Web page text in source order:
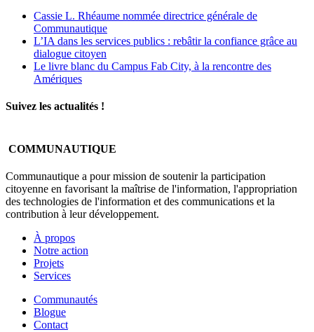
Cassie L. Rhéaume nommée directrice générale de
Communautique
L’IA dans les services publics : rebâtir la confiance grâce au
dialogue citoyen
Le livre blanc du Campus Fab City, à la rencontre des
Amériques
Suivez les actualités !
COMMUNAUTIQUE
Communautique a pour mission de soutenir la participation
citoyenne en favorisant la maîtrise de l'information, l'appropriation
des technologies de l'information et des communications et la
contribution à leur développement.
À propos
Notre action
Projets
Services
Communautés
Blogue
Contact